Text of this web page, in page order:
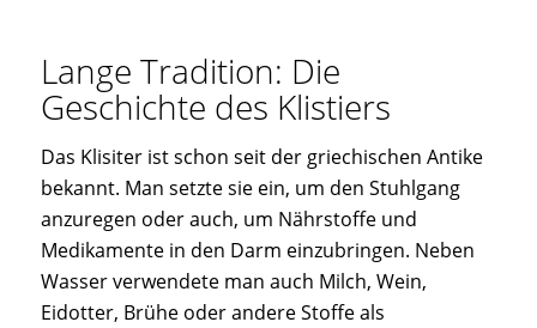
Lange Tradition: Die
Geschichte des Klistiers
Das Klisiter ist schon seit der griechischen Antike
bekannt. Man setzte sie ein, um den Stuhlgang
anzuregen oder auch, um Nährstoffe und
Medikamente in den Darm einzubringen. Neben
Wasser verwendete man auch Milch, Wein,
Eidotter, Brühe oder andere Stoffe als